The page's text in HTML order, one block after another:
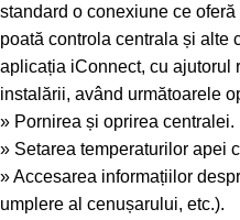
standard o conexiune ce
poată controla centrala și alte
aplicația iConnect, cu
instalării, având următoarele
» Pornirea și oprirea centralei.
» Setarea temperaturilor apei
» Accesarea informațiilor
umplere al cenușarului, etc.).